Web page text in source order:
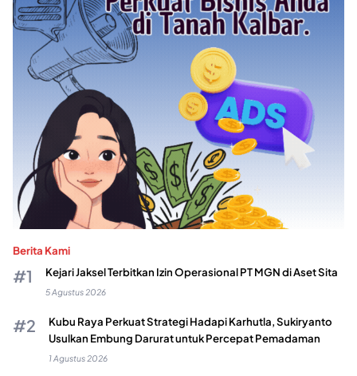
Berita Kami
Kejari Jaksel Terbitkan Izin Operasional PT MGN di Aset Sita
5 Agustus 2026
Kubu Raya Perkuat Strategi Hadapi Karhutla, Sukiryanto
Usulkan Embung Darurat untuk Percepat Pemadaman
1 Agustus 2026